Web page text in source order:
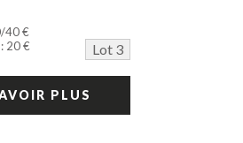
40 €
20 €
Lot 3
PLUS